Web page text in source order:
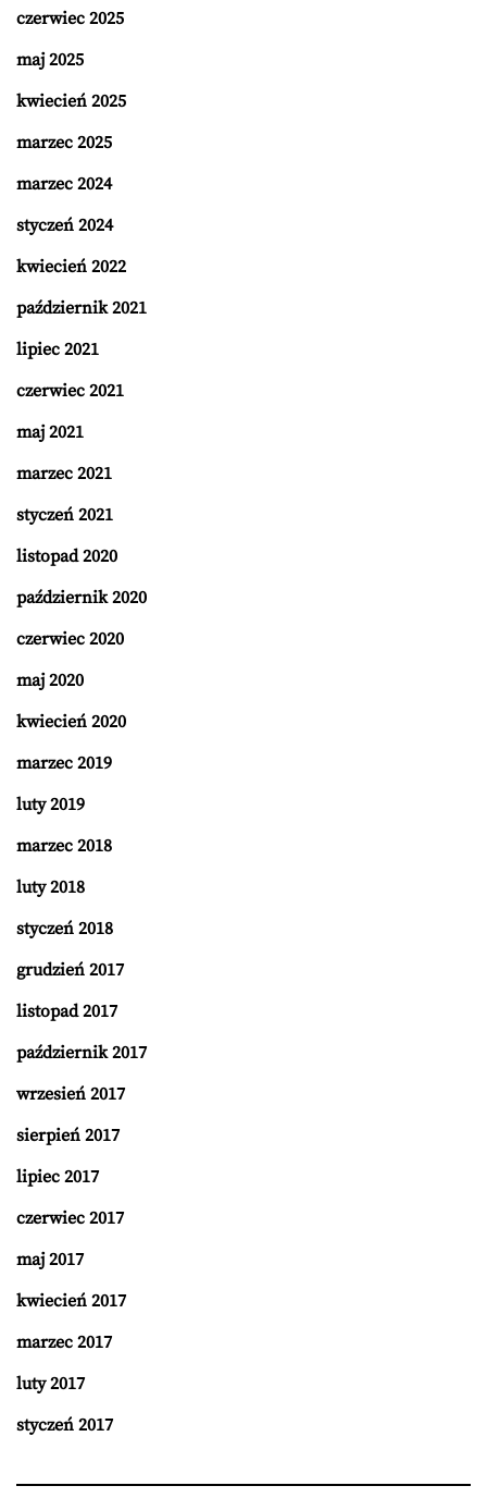
czerwiec 2025
maj 2025
kwiecień 2025
marzec 2025
marzec 2024
styczeń 2024
kwiecień 2022
październik 2021
lipiec 2021
czerwiec 2021
maj 2021
marzec 2021
styczeń 2021
listopad 2020
październik 2020
czerwiec 2020
maj 2020
kwiecień 2020
marzec 2019
luty 2019
marzec 2018
luty 2018
styczeń 2018
grudzień 2017
listopad 2017
październik 2017
wrzesień 2017
sierpień 2017
lipiec 2017
czerwiec 2017
maj 2017
kwiecień 2017
marzec 2017
luty 2017
styczeń 2017